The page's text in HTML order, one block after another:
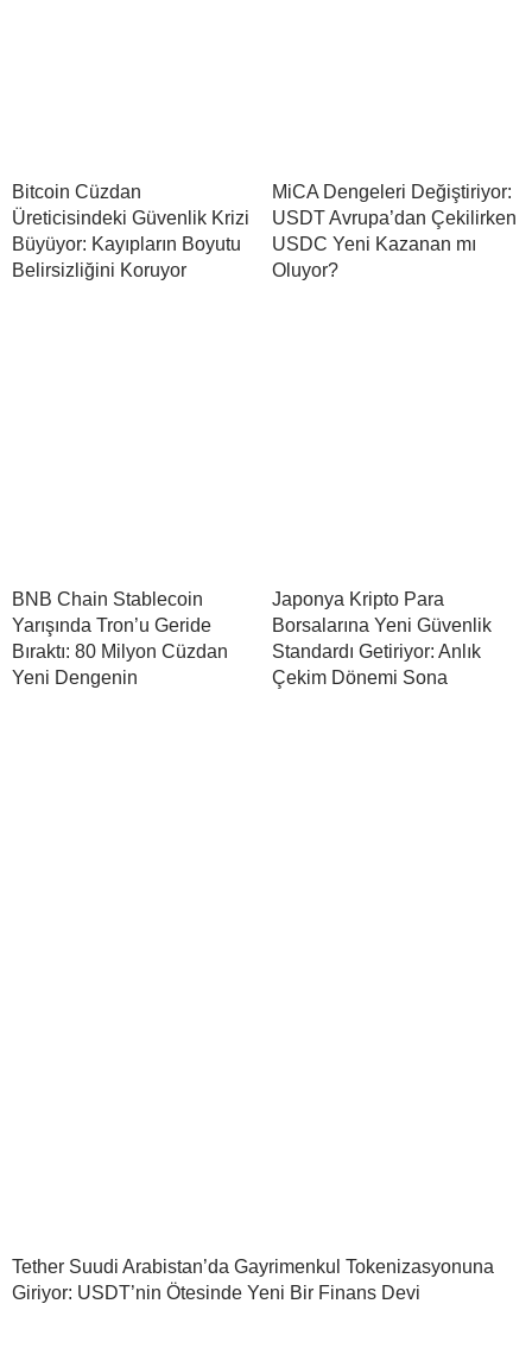
Bitcoin Cüzdan
Üreticisindeki Güvenlik Krizi
Büyüyor: Kayıpların Boyutu
Belirsizliğini Koruyor
MiCA Dengeleri Değiştiriyor:
USDT Avrupa’dan Çekilirken
USDC Yeni Kazanan mı
Oluyor?
BNB Chain Stablecoin
Yarışında Tron’u Geride
Bıraktı: 80 Milyon Cüzdan
Yeni Dengenin
Japonya Kripto Para
Borsalarına Yeni Güvenlik
Standardı Getiriyor: Anlık
Çekim Dönemi Sona
Tether Suudi Arabistan’da Gayrimenkul Tokenizasyonuna
Giriyor: USDT’nin Ötesinde Yeni Bir Finans Devi